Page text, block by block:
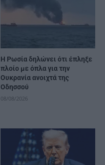
Η Ρωσία δηλώνει ότι έπληξε
πλοίο με όπλα για την
Ουκρανία ανοιχτά της
Οδησσού
08/08/2026